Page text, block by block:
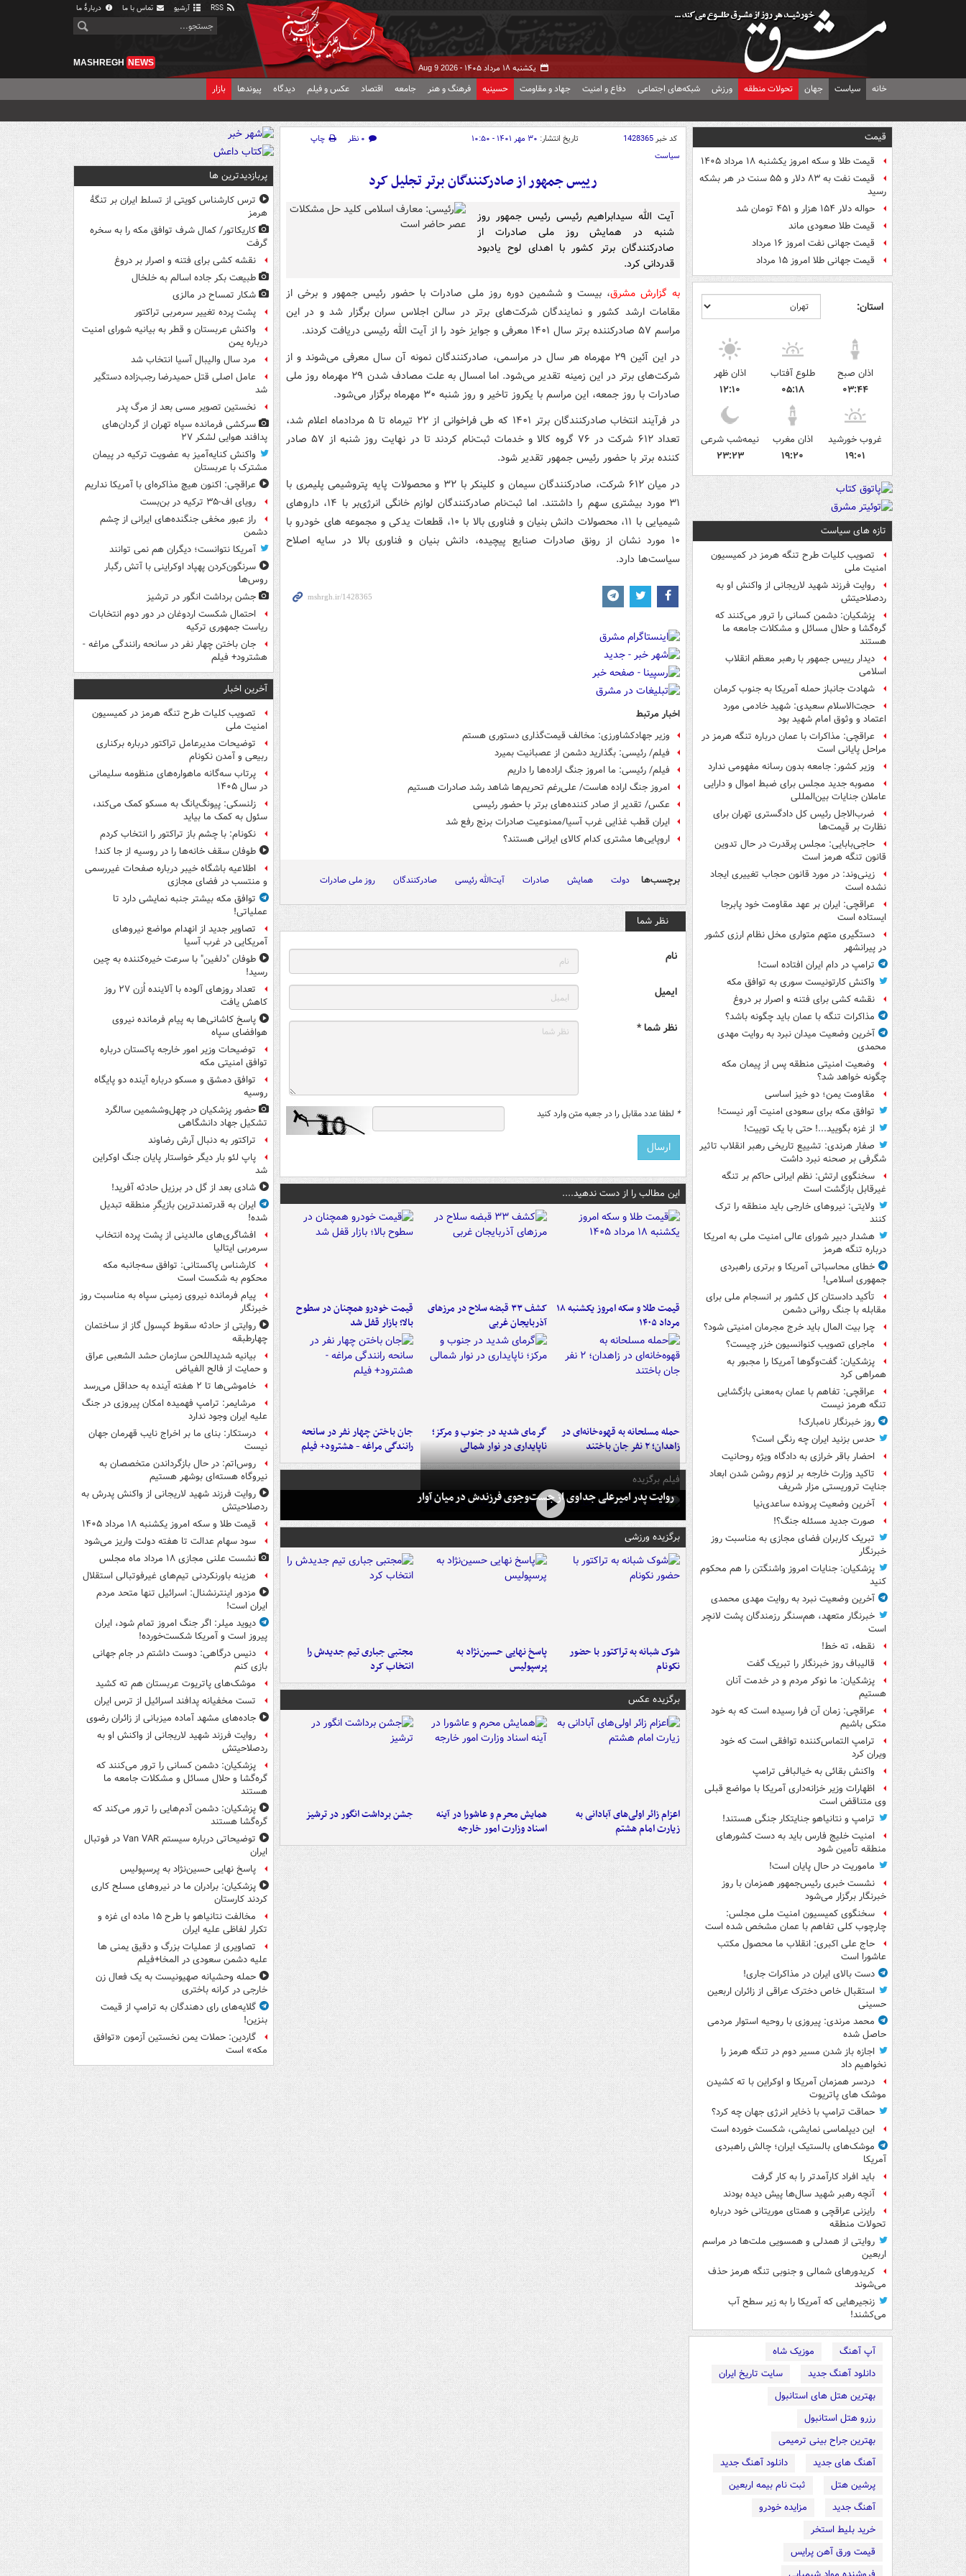
آرشیو تماس با ما دربارهٔ ما
یکشنبه ۱۸ مرداد ۱۴۰۵ - Aug 9 2026
MASHREGH NEWS
خانه سیاست جهان تحولات منطقه ورزش شبکه‌های اجتماعی دفاع و امنیت جهاد و مقاومت حسینیه فرهنگ و هنر جامعه اقتصاد عکس و فیلم دیدگاه پیوندها بازار
قیمت
قیمت طلا و سکه امروز یکشنبه ۱۸ مرداد ۱۴۰۵
قیمت نفت به ۸۳ دلار و ۵۵ سنت در هر بشکه
رسید
حواله دلار ۱۵۴ هزار و ۴۵۱ تومان شد
قیمت طلا صعودی ماند
قیمت جهانی نفت امروز ۱۶ مرداد
قیمت جهانی طلا امروز ۱۵ مرداد
استان:
اذان صبح
۰۳:۴۴
طلوع آفتاب
۰۵:۱۸
اذان ظهر
۱۲:۱۰
غروب خورشید
۱۹:۰۱
اذان مغرب
۱۹:۲۰
نیمه‌شب شرعی
۲۳:۲۳
تازه های سیاست
تصویب کلیات طرح تنگه هرمز در کمیسیون
امنیت ملی
روایت فرزند شهید لاریجانی از واکنش او به
ردصلاحیتش
پزشکیان: دشمن کسانی را ترور می‌کنند که
گره‌گشا و حلال مسائل و مشکلات جامعه ما
هستند
دیدار رییس جمهور با رهبر معظم انقلاب
اسلامی
شهادت جانباز حمله آمریکا به جنوب کرمان
حجت‌الاسلام سعیدی: شهید خادمی مورد
اعتماد و وثوق امام شهید بود
عراقچی: مذاکرات با عمان درباره تنگه هرمز در
مراحل پایانی است
وزیر کشور: جامعه بدون رسانه مفهومی ندارد
مصوبه جدید مجلس برای ضبط اموال و دارایی
عاملان جنایات بین‌المللی
ضرب‌الاجل رئیس کل دادگستری تهران برای
نظارت بر قیمت‌ها
حاجی‌بابایی: مجلس پرقدرت در حال تدوین
قانون تنگه هرمز است
زینی‌وند: در مورد قانون حجاب تغییری ایجاد
نشده است
عراقچی: ایران بر عهد مقاومت خود پابرجا
ایستاده است
دستگیری متهم متواری مخل نظام ارزی کشور
در پیرانشهر
ترامپ در دام ایران افتاده است!
واکنش کارتونیست سوری به توافق مکه
نقشه کشی برای فتنه و اصرار بر دروغ
مذاکرات تنگه با عمان باید چگونه باشد؟
آخرین وضعیت میدان نبرد به روایت مهدی
محمدی
وضعیت امنیتی منطقه پس از پیمان مکه
چگونه خواهد شد؟
مقاومت یمن؛ دو خیز اساسی
توافق مکه برای سعودی امنیت آور نیست!
از غزه بگویید...! حتی با یک توییت!
صفار هرندی: تشییع تاریخی رهبر انقلاب تاثیر
شگرفی بر صحنه نبرد داشت
سخنگوی ارتش: نظم ایرانی حاکم بر تنگه
غیرقابل بازگشت است
ولایتی: نیروهای خارجی باید منطقه را ترک
کنند
هشدار دبیر شورای عالی امنیت ملی به امریکا
درباره تنگه هرمز
خطای محاسباتی آمریکا و برتری راهبردی
جمهوری اسلامی!
تأکید دادستان کل کشور بر انسجام ملی برای
مقابله با جنگ روانی دشمن
چرا بیت المال باید خرج مجرمان امنیتی شود؟
ماجرای تصویب کنوانسیون خزر چیست؟
پزشکیان: گفت‌وگوها آمریکا را مجبور به
همراهی کرد
عراقچی: تفاهم با عمان به‌معنی بازگشایی
تنگه هرمز نیست
روز خبرنگار نامبارک!
حدس بزنید ایران چه رنگی است؟
احضار باقر خرازی به دادگاه ویژه روحانیت
تاکید وزارت خارجه بر لزوم روشن شدن ابعاد
جنایت تروریستی مزار شریف
آخرین وضعیت پرونده ساعدی‌نیا
صورت جدید مسئله جنگ؟!
تبریک کاربران فضای مجازی به مناسبت روز
خبرنگار
پزشکیان: جنایات امروز واشنگتن را هم محکوم
کنید
آخرین وضعیت نبرد به روایت مهدی محمدی
خبرنگار متعهد، هم‌سنگر رزمندگان پشت لانچر
است
نقطه، ته خط!
قالیباف روز خبرنگار را تبریک گفت
پزشکیان: ما نوکر مردم و در خدمت آنان
هستیم
عراقچی: زمان آن فرا رسیده است که به خود
متکی باشیم
ترامپ التماس‌کننده توافقی است که خود
ویران کرد
واکنش بقائی به خیالبافی ترامپ
اظهارات وزیر خزانه‌داری آمریکا با مواضع قبلی
وی متناقض است
ترامپ و نتانیاهو جنایتکار جنگی هستند!
امنیت خلیج فارس باید به دست کشورهای
منطقه تأمین شود
ماموریت در حال پایان است!
نشست خبری رئیس‌جمهور همزمان با روز
خبرنگار برگزار می‌شود
سخنگوی کمیسیون امنیت ملی مجلس:
چارچوب کلی تفاهم با عمان مشخص شده است
حاج علی اکبری: انقلاب ما محصول مکتب
عاشورا است
دست بالای ایران در مذاکرات جاری!
استقبال خاص دخترک عراقی از زائران اربعین
حسینی
محمد مرندی: پیروزی با روحیه استوار مردمی
حاصل شده
اجازه باز شدن مسیر دوم در تنگه هرمز را
نخواهیم داد
دردسر همزمان آمریکا و اوکراین با ته کشیدن
موشک های پاتریوت
حماقت ترامپ با ذخایر انرژی جهان چه کرد؟
این دیپلماسی نمایشی، شکست خورده است
موشک‌های بالستیک ایران؛ چالش راهبردی
آمریکا
باید افراد کارآمدتر را به کار گرفت
آنچه رهبر شهید سال‌ها پیش دیده بودند
رایزنی عراقچی و همتای موریتانی خود درباره
تحولات منطقه
روایتی از همدلی و همسویی ملت‌ها در مراسم
اربعین
کریدورهای شمالی و جنوبی تنگه هرمز حذف
می‌شوند
زنجیرهایی که آمریکا را به زیر سطح آب
می‌کشند!
آپ آهنگ
موزیک شاه
دانلود آهنگ جدید
سایت تاریخ ایران
بهترین هتل های استانبول
رزرو هتل استانبول
بهترین جراح بینی ترمیمی
آهنگ های جدید
دانلود آهنگ جدید
پرشین هتل
ثبت نام بیمه اربعین
آهنگ جدید
مزایده خودرو
خرید بلیط استخر
قیمت ورق آهن پرایس
کد خبر1428365 تاریخ انتشار: ۳۰ مهر ۱۴۰۱ - ۱۰:۵۰ ۰ نظر
چاپ
سیاست
رییس جمهور از صادرکنندگان برتر تجلیل کرد
آیت الله سیدابراهیم رئیسی رئیس جمهور روز
شنبه در همایش روز ملی صادرات از
صادرکنندگان برتر کشور با اهدای لوح یادبود
قدردانی کرد.
به گزارش مشرق، بیست و ششمین دوره روز ملی صادرات با حضور رئیس جمهور و برخی از
مقامات ارشد کشور و نمایندگان شرکت‌های برتر در سالن اجلاس سران برگزار شد و در این
مراسم ۵۷ صادرکننده برتر سال ۱۴۰۱ معرفی و جوایز خود را از آیت الله رئیسی دریافت کردند.
در این آئین ۲۹ مهرماه هر سال در مراسمی، صادرکنندگان نمونه آن سال معرفی می‌شوند و از
شرکت‌های برتر در این زمینه تقدیر می‌شود. اما امسال به علت مصادف شدن ۲۹ مهرماه روز ملی
صادرات با روز جمعه، این مراسم با یکروز تاخیر و روز شنبه ۳۰ مهرماه برگزار می‌شود.
در فرآیند انتخاب صادرکنندگان برتر ۱۴۰۱ که طی فراخوانی از ۲۲ تیرماه تا ۵ مردادماه اعلام شد،
تعداد ۶۱۲ شرکت در ۷۶ گروه کالا و خدمات ثبت‌نام کردند تا در نهایت روز شنبه از ۵۷ صادر
کننده برتر با حضور رئیس جمهور تقدیر شود.
در میان ۶۱۲ شرکت، صادرکنندگان سیمان و کلینکر با ۳۲ و محصولات پایه پتروشیمی پلیمری با
۳۱ مورد بیشتری سهم را داشتند. اما ثبت‌نام صادرکنندگان لوازم خانگی انرژی‌بر با ۱۴، داروهای
شیمیایی با ۱۱، محصولات دانش بنیان و فناوری بالا با ۱۰، قطعات یدکی و مجموعه های خودرو با
۱۰ مورد نشان از رونق صادرات صنایع پیچیده، دانش بنیان و فناوری بالا در سایه اصلاح
سیاست‌ها دارد.
اخبار مرتبط
وزیر جهادکشاورزی: مخالف قیمت‌گذاری دستوری هستم
فیلم/ رئیسی: بگذارید دشمن از عصبانیت بمیرد
فیلم/ رئیسی: ما امروز جنگ اراده‌ها را داریم
امروز جنگ اراده هاست/ علی‌رغم تحریم‌ها شاهد رشد صادرات هستیم
عکس/ تقدیر از صادر کننده‌های برتر با حضور رئیسی
ایران قطب غذایی غرب آسیا/ممنوعیت صادرات برنج رفع شد
اروپایی‌ها مشتری کدام کالای ایرانی هستند؟
برچسب‌ها دولت همایش صادرات آیت‌الله رئیسی صادرکنندگان روز ملی صادرات
نظر شما
نام
ایمیل
نظر شما *
* لطفا عدد مقابل را در جعبه متن وارد کنید
این مطالب را از دست ندهید....
قیمت طلا و سکه امروز یکشنبه ۱۸
مرداد ۱۴۰۵
کشف ۳۳ قبضه سلاح در مرزهای
آذربایجان غربی
قیمت خودرو همچنان در سطوح
بالا؛ بازار قفل شد
حمله مسلحانه به قهوه‌خانه‌ای در
زاهدان؛ ۲ نفر جان باختند
گرمای شدید در جنوب و مرکز؛
ناپایداری در نوار شمالی
جان باختن چهار نفر در سانحه
رانندگی مراغه - هشترود+ فیلم
فیلم برگزیده
روایت پدر امیرعلی جداوی از جست‌وجوی فرزندش در میان آوار
برگزیده ورزشی
شوک شبانه به تراکتور با حضور
نکونام
پاسخ نهایی حسین‌نژاد به
پرسپولیس
مجتبی جباری تیم جدیدش را
انتخاب کرد
برگزیده عکس
اعزام زائر اولی‌های آبادانی به
زیارت امام هشتم
همایش محرم و عاشورا در آینه
اسناد وزارت امور خارجه
جشن برداشت انگور در ترشیز
پربازدیدترین ها
ترس کارشناس کویتی از تسلط ایران بر تنگۀ
هرمز
کاریکاتور/ کمال شرف توافق مکه را به سخره
گرفت
نقشه کشی برای فتنه و اصرار بر دروغ
طبیعت بکر جاده اسالم به خلخال
شکار تمساح در مالزی
پشت پرده تغییر سرمربی تراکتور
واکنش عربستان و قطر به بیانیه شورای امنیت
درباره یمن
مرد سال والیبال آسیا انتخاب شد
عامل اصلی قتل حمیدرضا رجب‌زاده دستگیر
شد
نخستین تصویر مسی بعد از مرگ پدر
سرکشی فرمانده سپاه تهران از گردان‌های
پدافند هوایی لشکر ۲۷
واکنش کنایه‌آمیز به عضویت ترکیه در پیمان
مشترک با عربستان
عراقچی: اکنون هیچ مذاکره‌ای با آمریکا نداریم
رویای اف-۳۵ ترکیه در بن‌بست
راز عبور مخفی جنگنده‌های ایرانی از چشم
دشمن
آمریکا نتوانست؛ دیگران هم نمی توانند
سرنگون‌کردن پهپاد اوکراینی با آتش رگبار
روس‌ها
جشن برداشت انگور در ترشیز
احتمال شکست اردوغان در دور دوم انتخابات
ریاست جمهوری ترکیه
جان باختن چهار نفر در سانحه رانندگی مراغه -
هشترود+ فیلم
آخرین اخبار
تصویب کلیات طرح تنگه هرمز در کمیسیون
امنیت ملی
توضیحات مدیرعامل تراکتور درباره برکناری
ربیعی و آمدن نکونام
پرتاب سه‌گانه ماهواره‌های منظومه سلیمانی
در سال ۱۴۰۵
زلنسکی: پیونگ‌یانگ به مسکو کمک می‌کند،
سئول به کمک ما بیاید
نکونام: با چشم باز تراکتور را انتخاب کردم
طوفان سقف خانه‌ها را در روسیه از جا ‌کند!
اطلاعیه باشگاه خیبر درباره صفحات غیررسمی
و منتسب در فضای مجازی
توافق مکه بیشتر جنبه نمایشی دارد تا
عملیاتی!
تصاویر جدید از انهدام مواضع نیروهای
آمریکایی در غرب آسیا
طوفان "دلفین" با سرعت خیره‌کننده به چین
رسید!
تعداد روزهای آلوده با آلاینده اُزن ۲۷ روز
کاهش یافت
پاسخ کاشانی‌ها به پیام فرمانده نیروی
هوافضای سپاه
توضیحات وزیر امور خارجه پاکستان درباره
توافق امنیتی مکه
توافق دمشق و مسکو درباره آینده دو پایگاه
روسیه
حضور پزشکیان در چهل‌وششمین سالگرد
تشکیل جهاد دانشگاهی
تراکتور به دنبال آرش رضاوند
پاپ لئو بار دیگر خواستار پایان جنگ اوکراین
شد
شادی بعد از گل در برزیل حادثه آفرید!
ایران به قدرتمندترین بازیگرِ منطقه تبدیل
شده!
افشاگری‌های مالدینی از پشت پرده انتخاب
سرمربی ایتالیا
کارشناس پاکستانی: توافق سه‌جانبه مکه
محکوم به شکست است
پیام فرمانده نیروی زمینی سپاه به مناسبت روز
خبرنگار
روایتی از حادثه سقوط کپسول گاز از ساختمان
چهارطبقه
بیانیه شدیداللحن سازمان حشد الشعبی عراق
و حمایت از فالح الفیاض
خاموشی‌ها تا ۲ هفته آینده به حداقل می‌رسد
مرشایمر: ترامپ فهمیده امکان پیروزی در جنگ
علیه ایران وجود ندارد
درستکار: بنای ما بر اخراج نایب قهرمان جهان
نیست
روس‌اتم: در حال بازگرداندن متخصصان به
نیروگاه هسته‌ای بوشهر هستیم
روایت فرزند شهید لاریجانی از واکنش پدرش به
ردصلاحیتش
قیمت طلا و سکه امروز یکشنبه ۱۸ مرداد ۱۴۰۵
سود سهام عدالت تا هفته دولت واریز می‌شود
نشست علنی مجازی ۱۸ مرداد ماه مجلس
هزینه باورنکردنی تیم‌های غیرفوتبالی استقلال
مزدور اینترنشنال: اسرائیل تنها متحد مردم
ایران است!
دیوید میلر: اگر جنگ امروز تمام شود، ایران
پیروز است و آمریکا شکست‌خورده!
دنیس درگاهی: دوست داشتم در جام جهانی
بازی کنم
موشک‌های پاتریوت عربستان هم ته‌ کشید
تست مخفیانه پدافند اسرائیل از ترس ایران
جاده‌های مشهد آماده میزبانی از زائران رضوی
روایت فرزند شهید لاریجانی از واکنش او به
ردصلاحیتش
پزشکیان: دشمن کسانی را ترور می‌کنند که
گره‌گشا و حلال مسائل و مشکلات جامعه ما
هستند
پزشکیان: دشمن آدم‌هایی را ترور می‌کند که
گره‌گشا هستند
توضیحاتی درباره سیستم Van VAR در فوتبال
ایران
پاسخ نهایی حسین‌نژاد به پرسپولیس
پزشکیان: برادران ما در نیروهای مسلح کاری
کردند کارستان
مخالفت نتانیاهو با طرح ۱۵ ماده ای غزه و
تکرار لفاظی علیه ایران
تصاویری از عملیات بزرگ و دقیق یمنی ها
علیه دشمن سعودی در المخا+فیلم
حمله وحشیانه صهیونیست به یک فعال زن
خارجی در کرانه باختری
گلایه‌های رای دهندگان به ترامپ از قیمت
بنزین!
گاردین: حملات یمن نخستین آزمون «توافق
مکه» است